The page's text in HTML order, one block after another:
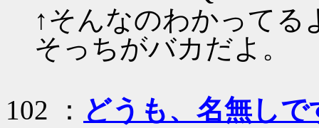
↑そんなのわかって
そっちがバカだよ。
102 ： どうも、名無しで